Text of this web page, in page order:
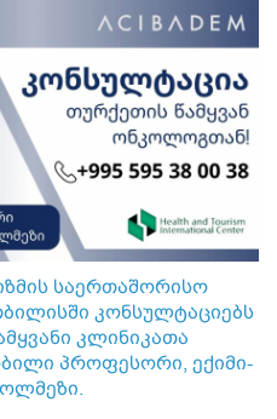
საერთაშორისო
კონსულტაციებს
კლინიკათა
პროფესორი, ექიმი-